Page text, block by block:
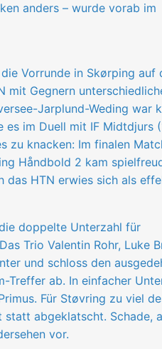
anders – wurde vorab im
Vorrunde in Skørping auf
mit Gegnern
Jarplund-Weding war
im Duell mit IF Midtdjurs
zu knacken: Im finalen
Håndbold 2 kam
das HTN erwies sich als
doppelte Unterzahl für
Trio Valentin Rohr, Luke
und schloss den
Treffer ab. In einfacher
Für Støvring zu viel
statt abgeklatscht. Schade,
vor.